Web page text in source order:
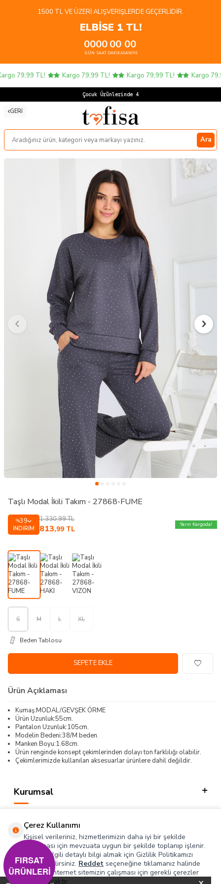
1500 TL VE ÜZERI ALIŞVERIŞLERDE GEÇERLIDIR.
ELBİSE 1 TL!
00
GÜN
00
SAAT
00
DAKIKA
00
SANIYE
79,99 TL! Kargo 79,99 TL! Kargo 79,99 TL! Kargo
Çocuk Ürünlerinde 4 A
GERI
Ara
Taşlı Modal İkili Takım - 27868-FUME
%39
İNDIRIM
1.330,99TL
813,99 TL
Yarın Kargoda!
S M L XL
Beden Tablosu
SEPETE EKLE
Ürün Açıklaması
Kumaş:MODAL/GEVŞEK ÖRME
Ürün Uzunluk:55cm.
Pantalon Uzunluk:105cm.
Modelin Bedeni:38/M beden.
Manken Boyu:1.68cm.
Ürün renginde konsept çekimlerinden dolayı ton farklılığı olabilir.
Çekimlerimizde kullanılan aksesuarlar ürünlere dahil değildir.
Kurumsal
Hızlı Erişim
Sosyal
Adres & İletişim
Çerez Kullanımı
Kişisel verileriniz, hizmetlerimizin daha iyi bir şekilde
sunulması için mevzuata uygun bir şekilde toplanıp işlenir.
Konuyla ilgili detaylı bilgi almak için Gizlilik Politikamızı
inceleyebilirsiniz. Reddet seçeneğine tıklamanız halinde
yalnızca internet sitemizin çalışması için gerekli çerezler
kullanılacaktır.
FIRSAT
ÜRÜNLERİ